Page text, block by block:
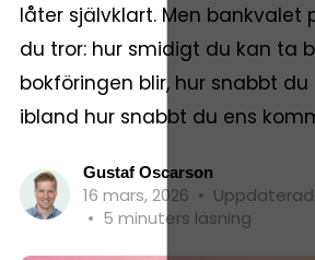
låter självklart. Men bankvalet
du tror: hur smidigt du kan ta
bokföringen blir, hur snabbt
ibland hur snabbt du ens
Gustaf Oscarson
16 mars, 2026 •
• 5 minuters läsning